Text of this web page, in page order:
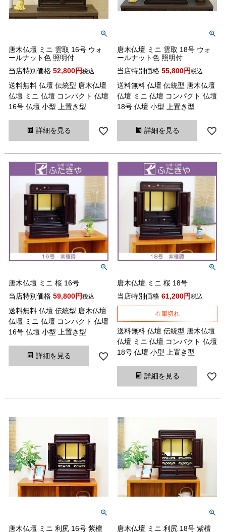
唐木仏壇 ミニ 雲取 16号 ウォ
ールナット色 照明付
当店特別価格 52,800 税込
送料無料 仏壇 伝統型 唐木仏壇
仏壇 ミニ 仏壇 コンパクト 仏壇
16号 仏壇 小型 上置き型
詳細を見る
唐木仏壇 ミニ 雲取 18号 ウォ
ールナット色 照明付
当店特別価格 55,800 税込
送料無料 仏壇 伝統型 唐木仏壇
仏壇 ミニ 仏壇 コンパクト 仏壇
18号 仏壇 小型 上置き型
詳細を見る
唐木仏壇 ミニ 桜 16号
当店特別価格 59,800 税込
送料無料 仏壇 伝統型 唐木仏壇
仏壇 ミニ 仏壇 コンパクト 仏壇
16号 仏壇 小型 上置き型
詳細を見る
唐木仏壇 ミニ 桜 18号
当店特別価格 61,200 税込
在庫切れ
送料無料 仏壇 伝統型 唐木仏壇
仏壇 ミニ 仏壇 コンパクト 仏壇
18号 仏壇 小型 上置き型
詳細を見る
唐木仏壇 ミニ 利尻 16号 紫檀 唐木仏壇 ミニ 利尻 18号 紫檀